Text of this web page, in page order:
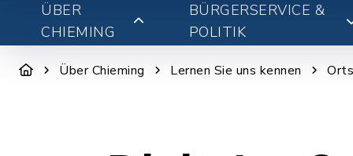
ÜBER
CHIEMING
BÜRGERSERVICE &
POLITIK
Über Chieming Lernen Sie uns kennen